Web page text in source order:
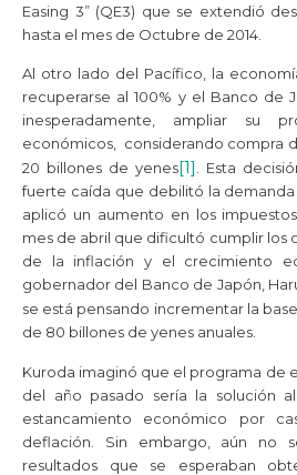
Easing 3” (QE3) que se extendió
hasta el mes de Octubre de 2014.
Al otro lado del Pacífico, la
recuperarse al 100% y el Banco de
inesperadamente, ampliar su
económicos, considerando compra
20 billones de yenes[1]. Esta
fuerte caída que debilitó la
aplicó un aumento en los
mes de abril que dificultó cumplir los
de la inflación y el crecimiento
gobernador del Banco de Japón,
se está pensando incrementar la
de 80 billones de yenes anuales.
Kuroda imaginó que el programa de
del año pasado sería la solución
estancamiento económico por
deflación. Sin embargo, aún no
resultados que se esperaban